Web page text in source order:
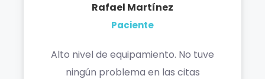
Rafael Martínez
Paciente
Alto nivel de equipamiento. No tuve
ningún problema en las citas